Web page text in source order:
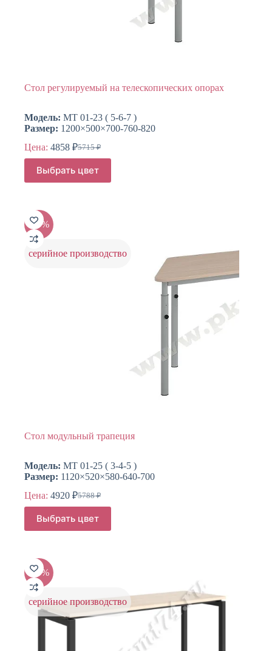
Стол регулируемый на телескопических опорах
Модель: МТ 01-23 ( 5-6-7 )
Размер: 1200×500×700-760-820
Цена:
5715₽
Первоначальная
цена
составляла
5715 ₽.
4858 ₽Текущая
цена:
4858 ₽.
Выбрать цвет
Этот
товар
имеет
Опции
можно
выбрать
на
странице
-15%
серийное производство
Стол модульный трапеция
Модель: МТ 01-25 ( 3-4-5 )
Размер: 1120×520×580-640-700
Цена:
5788₽
Первоначальная
цена
составляла
5788 ₽.
4920 ₽Текущая
цена:
4920 ₽.
Выбрать цвет
Этот
товар
имеет
Опции
можно
выбрать
на
странице
товара.
-20%
серийное производство